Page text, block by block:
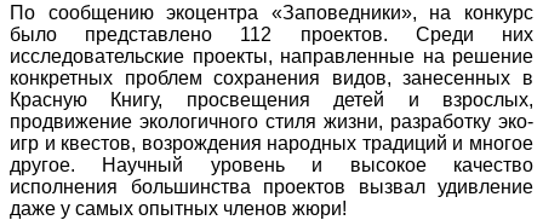
По сообщению экоцентра «Заповедники», на конкурс
было представлено 112 проектов. Среди них
исследовательские проекты, направленные на решение
конкретных проблем сохранения видов, занесенных в
Красную Книгу, просвещения детей и взрослых,
продвижение экологичного стиля жизни, разработку эко-
игр и квестов, возрождения народных традиций и многое
другое. Научный уровень и высокое качество
исполнения большинства проектов вызвал удивление
даже у самых опытных членов жюри!